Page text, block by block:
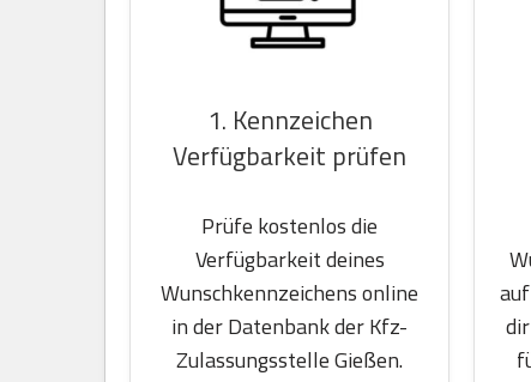
1. Kennzeichen
Verfügbarkeit prüfen
Prüfe kostenlos die
Verfügbarkeit deines
Wunschkennzeichens online
in der Datenbank der Kfz-
Zulassungsstelle Gießen.